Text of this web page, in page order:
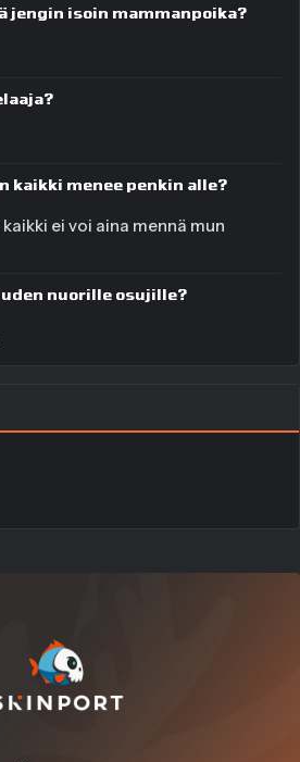
jengin isoin mammanpoika?
kaikki menee penkin alle?
ei voi aina mennä mun
nuorille osujille?